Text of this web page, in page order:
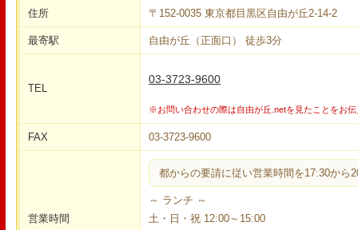
住所 〒152-0035 東京都目黒区自由が丘2-14-2
最寄駅 自由が丘（正面口） 徒歩3分
TEL
03-3723-9600
※お問い合わせの際は自由が丘.netを見たことをお
FAX 03-3723-9600
営業時間
都からの要請に従い営業時間を17:30から
～ ランチ ～
土・日・祝 12:00～15:00